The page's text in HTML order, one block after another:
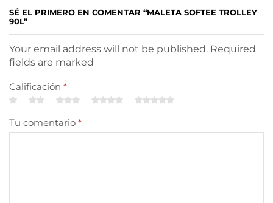
SÉ EL PRIMERO EN COMENTAR “MALETA SOFTEE TROLLEY
90L”
Your email address will not be published. Required
fields are marked
Calificación *
Tu comentario *